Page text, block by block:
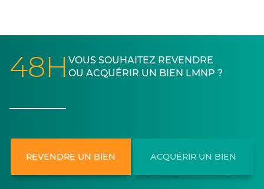
48H VOUS SOUHAITEZ REVENDRE
OU ACQUÉRIR UN BIEN LMNP ?
REVENDRE UN BIEN ACQUÉRIR UN BIEN